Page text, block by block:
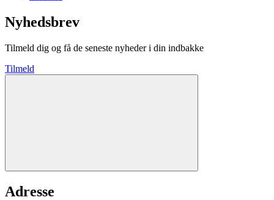
Nyhedsbrev
Tilmeld dig og få de seneste nyheder i din indbakke
Tilmeld
Adresse